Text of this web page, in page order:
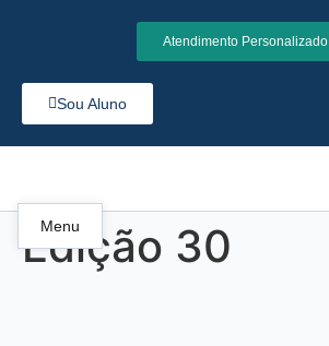
Atendimento Personalizado
Sou Aluno
Menu
Edição 30